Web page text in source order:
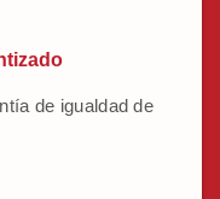
de igualdad de